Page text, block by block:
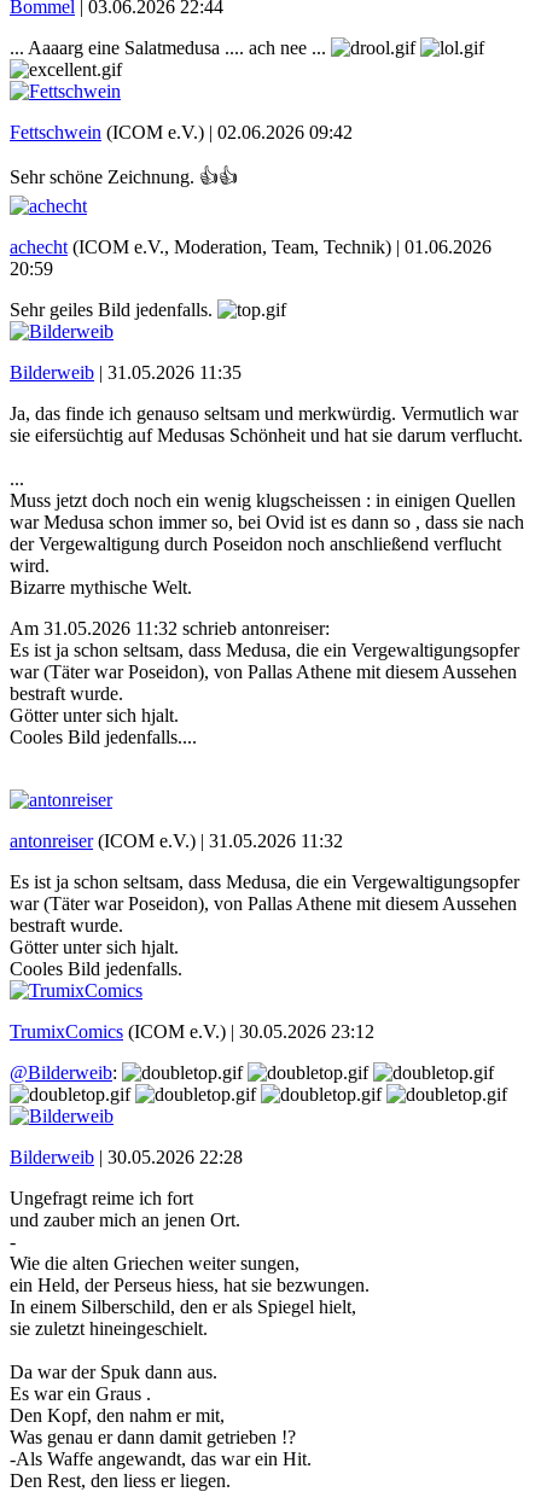
Bommel
03.06.2026 22:44
... Aaaarg eine Salatmedusa .... ach nee ...
Fettschwein (ICOM e.V.) | 02.06.2026 09:42
Sehr schöne Zeichnung. 👍👍
achecht (ICOM e.V., Moderation, Team, Technik) | 01.06.2026
20:59
Sehr geiles Bild jedenfalls.
Bilderweib | 31.05.2026 11:35
Ja, das finde ich genauso seltsam und merkwürdig. Vermutlich war
sie eifersüchtig auf Medusas Schönheit und hat sie darum verflucht.
...
Muss jetzt doch noch ein wenig klugscheissen : in einigen Quellen
war Medusa schon immer so, bei Ovid ist es dann so , dass sie nach
der Vergewaltigung durch Poseidon noch anschließend verflucht
wird.
Bizarre mythische Welt.
Am 31.05.2026 11:32 schrieb antonreiser:
Es ist ja schon seltsam, dass Medusa, die ein Vergewaltigungsopfer
war (Täter war Poseidon), von Pallas Athene mit diesem Aussehen
bestraft wurde.
Götter unter sich hjalt.
Cooles Bild jedenfalls....
antonreiser(ICOM e.V.) | 31.05.2026 11:32
Es ist ja schon seltsam, dass Medusa, die ein Vergewaltigungsopfer
war (Täter war Poseidon), von Pallas Athene mit diesem Aussehen
bestraft wurde.
Götter unter sich hjalt.
Cooles Bild jedenfalls.
TrumixComics (ICOM e.V.) | 30.05.2026 23:12
@Bilderweib:
Bilderweib | 30.05.2026 22:28
Ungefragt reime ich fort
und zauber mich an jenen Ort.
-
Wie die alten Griechen weiter sungen,
ein Held, der Perseus hiess, hat sie bezwungen.
In einem Silberschild, den er als Spiegel hielt,
sie zuletzt hineingeschielt.
Da war der Spuk dann aus.
Es war ein Graus .
Den Kopf, den nahm er mit,
Was genau er dann damit getrieben !?
-Als Waffe angewandt, das war ein Hit.
Den Rest, den liess er liegen.